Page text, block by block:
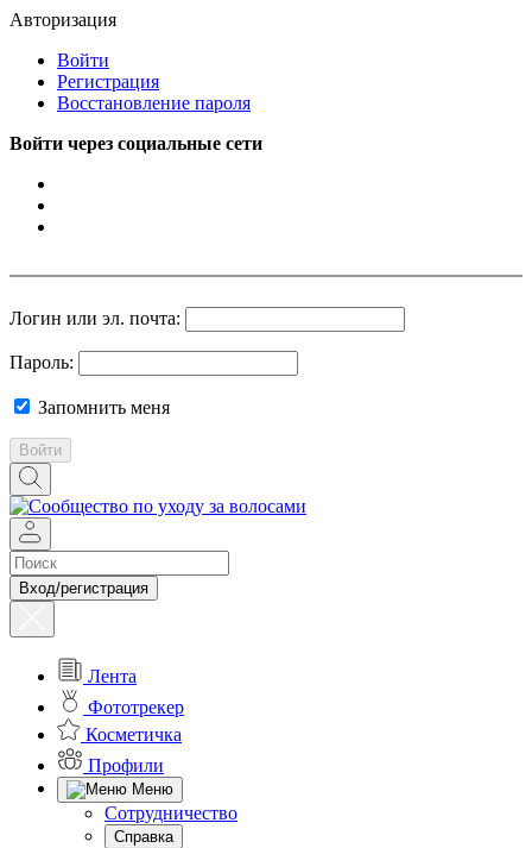
Авторизация
Войти
Регистрация
Восстановление пароля
Войти через социальные сети
Логин или эл. почта:
Пароль:
Запомнить меня
Войти
Вход/регистрация
Лента
Фототрекер
Косметичка
Профили
Меню
Сотрудничество
Справка